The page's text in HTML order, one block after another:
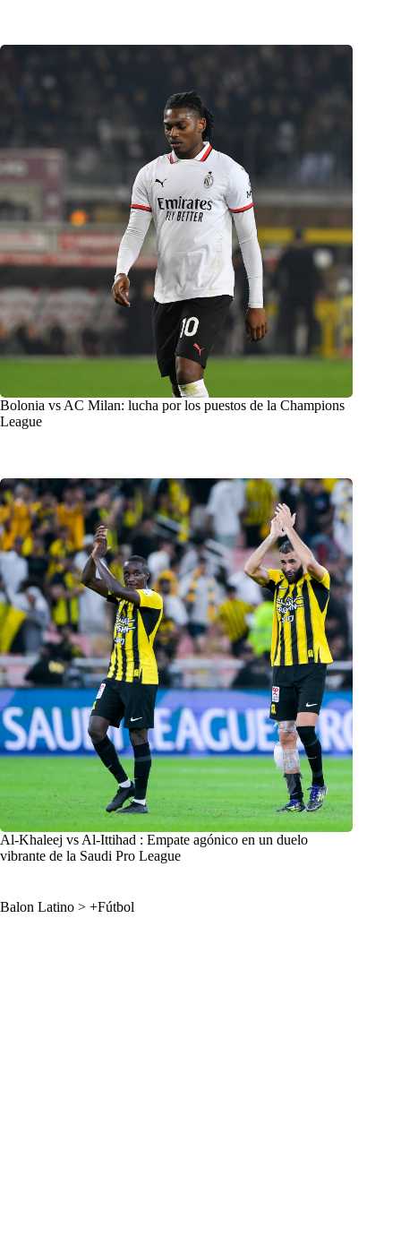
Bolonia vs AC Milan: lucha por los puestos de la Champions
League
Al-Khaleej vs Al-Ittihad : Empate agónico en un duelo
vibrante de la Saudi Pro League
Balon Latino > +Fútbol